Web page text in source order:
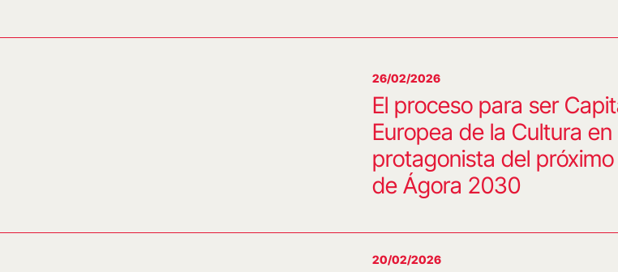
26/02/2026
El proceso para ser
Europea de la Cultura en
protagonista del
de Ágora 2030
20/02/2026